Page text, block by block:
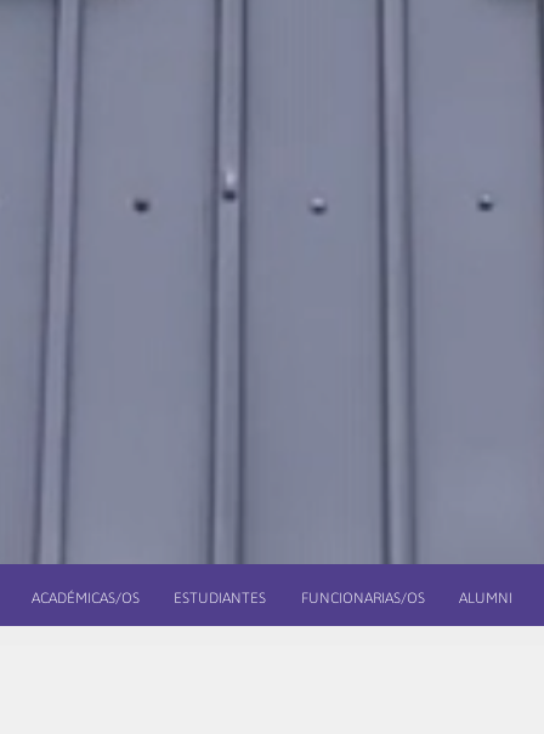
ACADÉMICAS/OS ESTUDIANTES FUNCIONARIAS/OS ALUMNI